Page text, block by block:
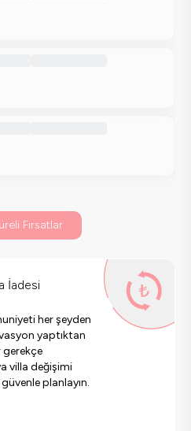
Fırsatlar
İadesi
her şeyden
yaptıktan
villa değişimi
planlayın.